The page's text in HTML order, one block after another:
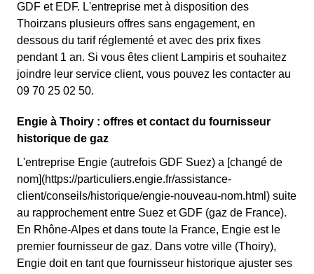
GDF et EDF. L'entreprise met à disposition des
Thoirzans plusieurs offres sans engagement, en
dessous du tarif réglementé et avec des prix fixes
pendant 1 an. Si vous êtes client Lampiris et souhaitez
joindre leur service client, vous pouvez les contacter au
09 70 25 02 50.
Engie à Thoiry : offres et contact du fournisseur
historique de gaz
L'entreprise Engie (autrefois GDF Suez) a [changé de
nom](https://particuliers.engie.fr/assistance-
client/conseils/historique/engie-nouveau-nom.html) suite
au rapprochement entre Suez et GDF (gaz de France).
En Rhône-Alpes et dans toute la France, Engie est le
premier fournisseur de gaz. Dans votre ville (Thoiry),
Engie doit en tant que fournisseur historique ajuster ses